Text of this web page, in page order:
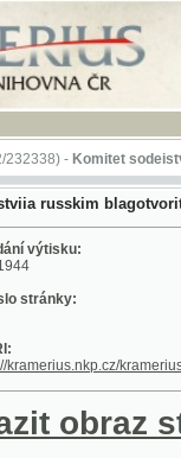
-Komitet sodeistviia
russkim
obraz